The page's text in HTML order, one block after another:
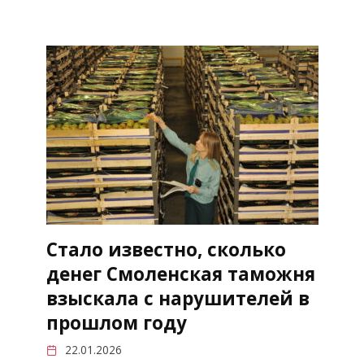
Стало известно, сколько
денег Смоленская таможня
взыскала с нарушителей в
прошлом году
22.01.2026